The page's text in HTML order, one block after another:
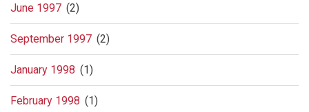
June 1997 (2)
September 1997 (2)
January 1998 (1)
February 1998 (1)